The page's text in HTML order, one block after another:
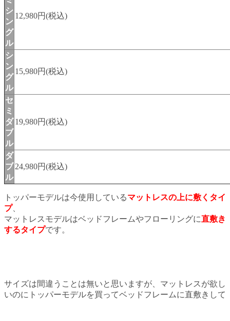
シ
ン
グ
ル
12,980円(税込)
シ
ン
グ
ル
15,980円(税込)
セ
ミ
ダ
ブ
ル
19,980円(税込)
ダ
ブ
ル
24,980円(税込)
トッパーモデルは今使用しているマットレスの上に敷くタイ
プ、
マットレスモデルはベッドフレームやフローリングに直敷き
するタイプです。
サイズは間違うことは無いと思いますが、マットレスが欲し
いのにトッパーモデルを買ってベッドフレームに直敷きして